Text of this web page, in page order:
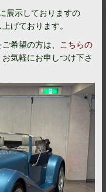
展示しておりますの
げております。
希望の方は、
こちらの
お気軽にお申しつけ下さ